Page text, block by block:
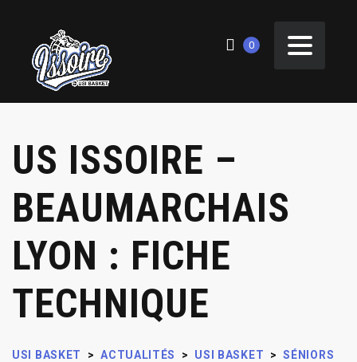
0
US ISSOIRE –
BEAUMARCHAIS
LYON : FICHE
TECHNIQUE
USI BASKET > ACTUALITÉS > USI BASKET > SÉNIORS